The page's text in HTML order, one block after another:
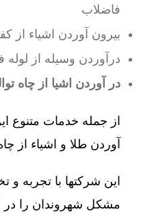
فاضلاب
بیرون آوردن اشیاء از
درآوردن وسیله از لوله
در آوردن اشیا از چاه
از جمله خدمات متنوع
آوردن طلا و اشیاء از
این شرکتها با تجربه
مشکل شهروندان را در